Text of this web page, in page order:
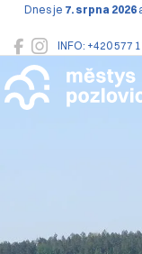
INFO: +420 577
Dnes je 7. srpna 2026
Pozlovice